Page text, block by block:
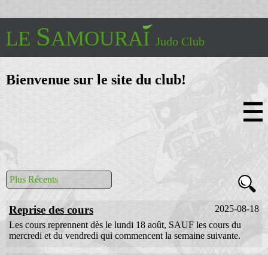
LE SAMOURAI Judo Club
Bienvenue sur le site du club!
50 ans
Vidéos de Judo Vidéos de Self-Défense
Plus Récents
Reprise des cours
2025-08-18
Les cours reprennent dès le lundi 18 août, SAUF les cours du
mercredi et du vendredi qui commencent la semaine suivante.